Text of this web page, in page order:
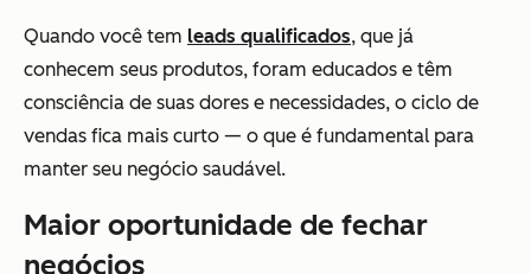
Quando você tem leads qualificados, que já
conhecem seus produtos, foram educados e têm
consciência de suas dores e necessidades, o ciclo de
vendas fica mais curto — o que é fundamental para
manter seu negócio saudável.
Maior oportunidade de fechar
negócios